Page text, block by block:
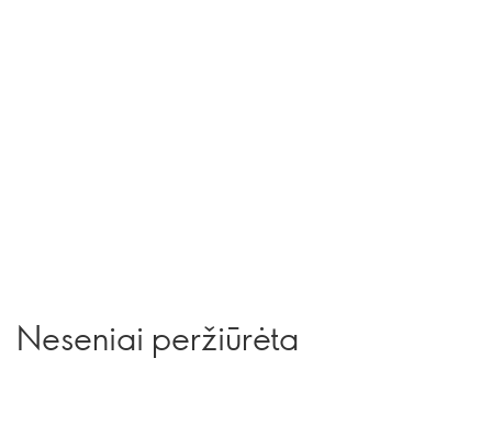
Neseniai peržiūrėta